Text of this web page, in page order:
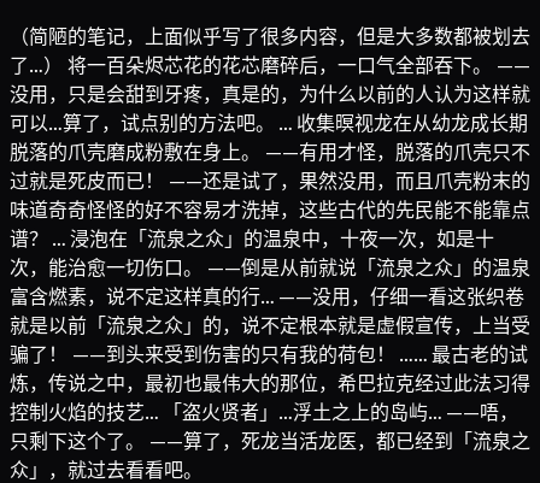
（简陋的笔记，上面似乎写了很多内容，但是大多数都被划去
了…） 将一百朵烬芯花的花芯磨碎后，一口气全部吞下。 ——
没用，只是会甜到牙疼，真是的，为什么以前的人认为这样就
可以…算了，试点别的方法吧。 … 收集暝视龙在从幼龙成长期
脱落的爪壳磨成粉敷在身上。 ——有用才怪，脱落的爪壳只不
过就是死皮而已！ ——还是试了，果然没用，而且爪壳粉末的
味道奇奇怪怪的好不容易才洗掉，这些古代的先民能不能靠点
谱？ … 浸泡在「流泉之众」的温泉中，十夜一次，如是十
次，能治愈一切伤口。 ——倒是从前就说「流泉之众」的温泉
富含燃素，说不定这样真的行… ——没用，仔细一看这张织卷
就是以前「流泉之众」的，说不定根本就是虚假宣传，上当受
骗了！ ——到头来受到伤害的只有我的荷包！ …… 最古老的试
炼，传说之中，最初也最伟大的那位，希巴拉克经过此法习得
控制火焰的技艺… 「盗火贤者」…浮土之上的岛屿… ——唔，
只剩下这个了。 ——算了，死龙当活龙医，都已经到「流泉之
众」，就过去看看吧。